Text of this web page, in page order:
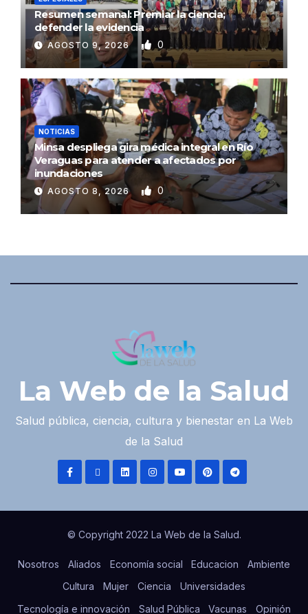
Resumen semanal: Premiar la ciencia;
defender la evidencia
AGOSTO 9, 2026 0
NOTICIAS
Minsa despliega gira médica integral en Río
Veraguas para atender a afectados por
inundaciones
AGOSTO 8, 2026 0
La Web de la Salud
Salud pública, ciencia, cultura y bienestar en La Web
de la Salud
© Copyright 2022 La Web de la Salud.
Nosotros Aliados Economía social Educacion
Ambiente
Cultura
Mujer Ciencia
Universidades
Tecnología e innovación
Salud Pública Vacunas Opinión